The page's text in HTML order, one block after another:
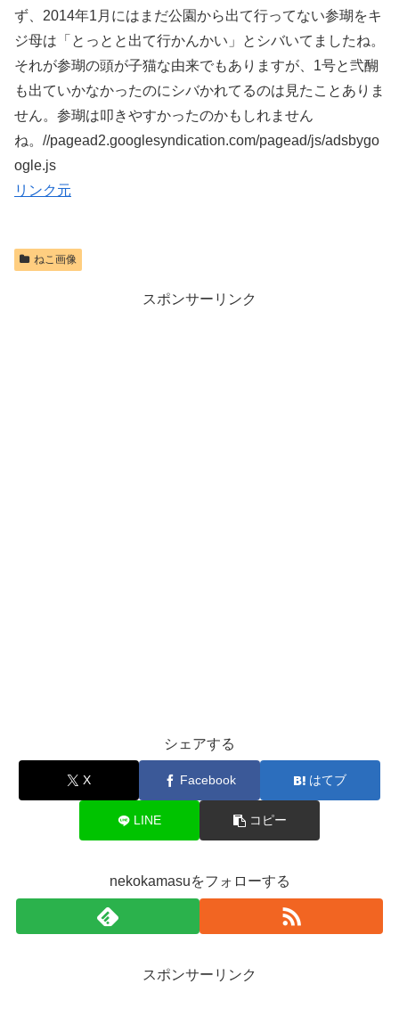
ず、2014年1月にはまだ公園から出て行ってない参瑚をキ
ジ母は「とっとと出て行かんかい」とシバいてましたね。
それが参瑚の頭が子猫な由来でもありますが、1号と弐醐
も出ていかなかったのにシバかれてるのは見たことありま
せん。参瑚は叩きやすかったのかもしれません
ね。//pagead2.googlesyndication.com/pagead/js/adsbygo
ogle.js
リンク元
ねこ画像
スポンサーリンク
シェアする
X Facebook はてブ
LINE コピー
nekokamasuをフォローする
スポンサーリンク